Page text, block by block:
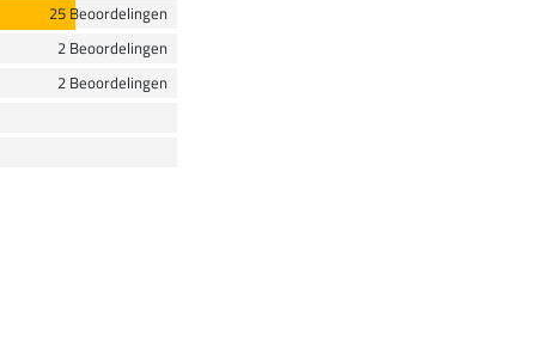
25 Beoordelingen
2 Beoordelingen
2 Beoordelingen